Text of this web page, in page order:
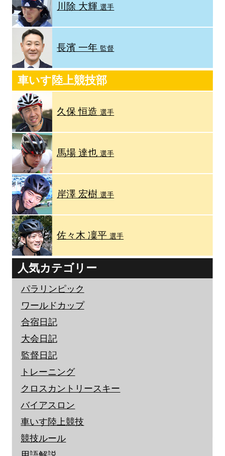
川除 大輝選手
長濱 一年 監督
車いす陸上競技部
久保 恒造選手
馬場 達也選手
岸澤 宏樹選手
佐々木 凜平選手
人気カテゴリー
パラリンピック
ワールドカップ
合宿日記
大会日記
監督日記
トレーニング
クロスカントリースキー
バイアスロン
車いす陸上競技
競技ルール